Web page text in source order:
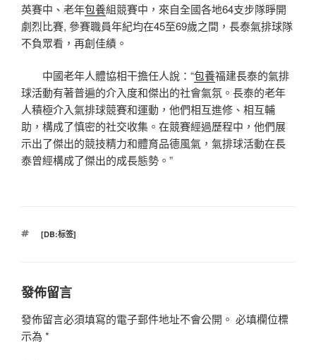
英賽中、老年包養組競賽中，來自全國各地64支步隊睜開
劇烈比賽, 參賽職員年紀均在45至69歲之間，長泰氣排球隊
不負眾看，再創佳績。
中國老年人體協相干擔任人說：“包養福建長泰的氣排
球活動有著普遍的介入度和傑出的社會氣氛。長泰的老年
人積極介入氣排球競賽和運動，他們相互進修、相互輔
助，構成了慎密的社交收集。在競賽經過歷程中，他們展
示出了傑出的競技精力和體育品德風氣，氣排球活動在長
泰曾經構成了傑出的成長態勢。”
標
[DB:标签]
發佈留言
發佈留言必須填寫的電子郵件地址不會公開。 必填欄位標
示為 *